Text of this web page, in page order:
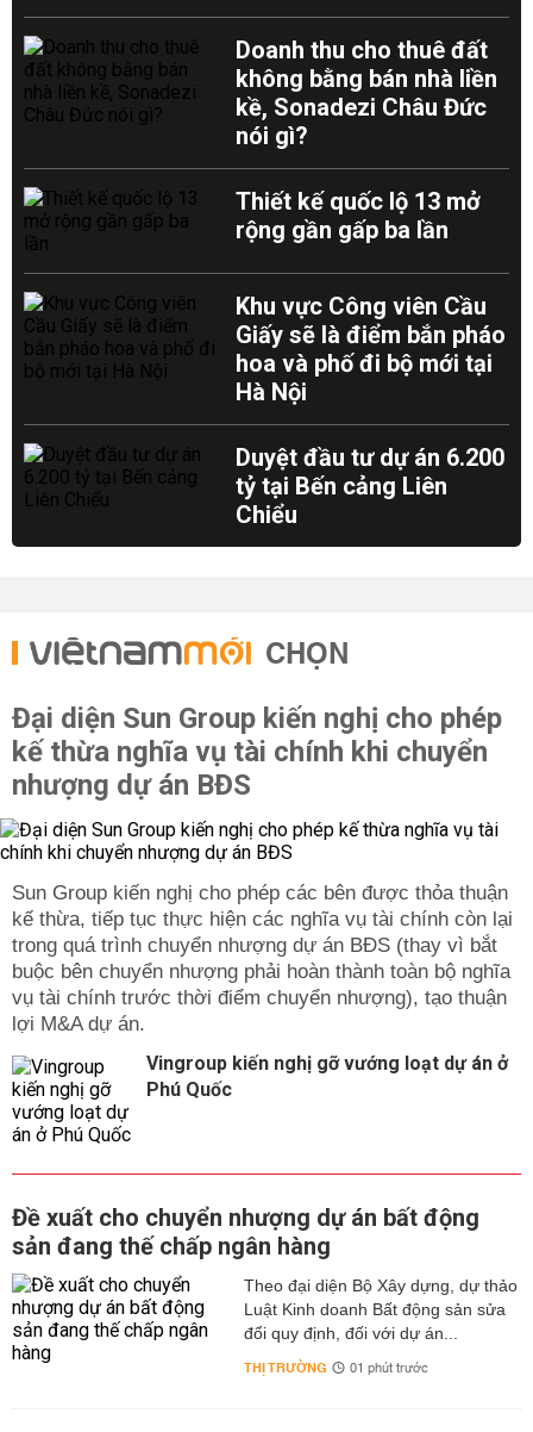
Doanh thu cho thuê đất
không bằng bán nhà liền
kề, Sonadezi Châu Đức
nói gì?
Thiết kế quốc lộ 13 mở
rộng gần gấp ba lần
Khu vực Công viên Cầu
Giấy sẽ là điểm bắn pháo
hoa và phố đi bộ mới tại
Hà Nội
Duyệt đầu tư dự án 6.200
tỷ tại Bến cảng Liên
Chiểu
CHỌN
Đại diện Sun Group kiến nghị cho phép
kế thừa nghĩa vụ tài chính khi chuyển
nhượng dự án BĐS
Sun Group kiến nghị cho phép các bên được thỏa thuận
kế thừa, tiếp tục thực hiện các nghĩa vụ tài chính còn lại
trong quá trình chuyển nhượng dự án BĐS (thay vì bắt
buộc bên chuyển nhượng phải hoàn thành toàn bộ nghĩa
vụ tài chính trước thời điểm chuyển nhượng), tạo thuận
lợi M&A dự án.
Vingroup kiến nghị gỡ vướng loạt dự án ở
Phú Quốc
Đề xuất cho chuyển nhượng dự án bất động
sản đang thế chấp ngân hàng
Theo đại diện Bộ Xây dựng, dự thảo
Luật Kinh doanh Bất động sản sửa
đổi quy định, đối với dự án...
THỊ TRƯỜNG 01 phút trước